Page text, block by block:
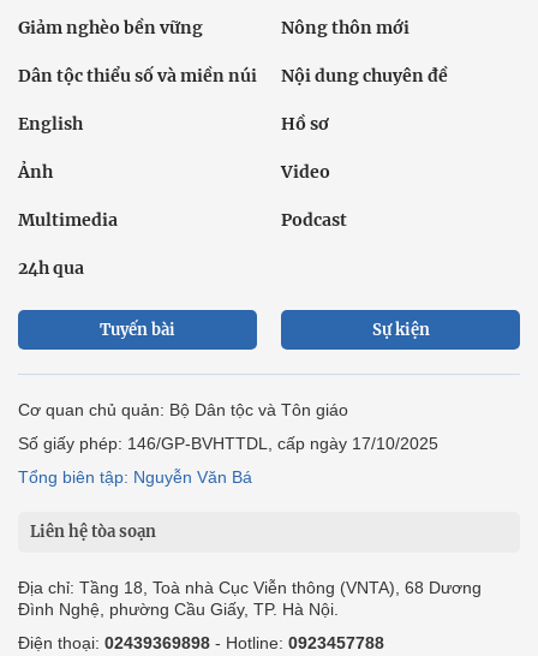
Giảm nghèo bền vững Nông thôn mới
Dân tộc thiểu số và miền núi Nội dung chuyên đề
English Hồ sơ
Ảnh Video
Multimedia Podcast
24h qua
Tuyến bài Sự kiện
Cơ quan chủ quản: Bộ Dân tộc và Tôn giáo
Số giấy phép: 146/GP-BVHTTDL, cấp ngày 17/10/2025
Tổng biên tập: Nguyễn Văn Bá
Liên hệ tòa soạn
Địa chỉ: Tầng 18, Toà nhà Cục Viễn thông (VNTA), 68 Dương
Đình Nghệ, phường Cầu Giấy, TP. Hà Nội.
Điện thoại: 02439369898 - Hotline: 0923457788